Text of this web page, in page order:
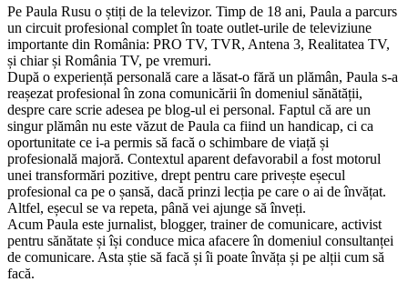
Pe Paula Rusu o știți de la televizor. Timp de 18 ani, Paula a parcurs
un circuit profesional complet în toate outlet-urile de televiziune
importante din România: PRO TV, TVR, Antena 3, Realitatea TV,
și chiar și România TV, pe vremuri.
După o experiență personală care a lăsat-o fără un plămân, Paula s-a
reașezat profesional în zona comunicării în domeniul sănătății,
despre care scrie adesea pe blog-ul ei personal. Faptul că are un
singur plămân nu este văzut de Paula ca fiind un handicap, ci ca
oportunitate ce i-a permis să facă o schimbare de viață și
profesională majoră. Contextul aparent defavorabil a fost motorul
unei transformări pozitive, drept pentru care privește eșecul
profesional ca pe o șansă, dacă prinzi lecția pe care o ai de învățat.
Altfel, eșecul se va repeta, până vei ajunge să înveți.
Acum Paula este jurnalist, blogger, trainer de comunicare, activist
pentru sănătate și își conduce mica afacere în domeniul consultanței
de comunicare. Asta știe să facă și îi poate învăța și pe alții cum să
facă.